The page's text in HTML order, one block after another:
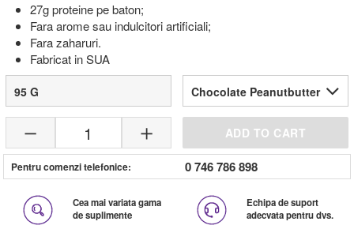
27g proteine pe baton;
Fara arome sau indulcitori artificiali;
Fara zaharuri.
Fabricat in SUA
95 G Chocolate Peanutbutter
1 ADD TO CART
Pentru comenzi telefonice: 0 746 786 898
Cea mai variata gama
de suplimente
Echipa de suport
adecvata pentru dvs.